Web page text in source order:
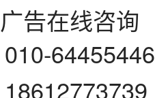
广告在线咨询
010-64455446
18612773739